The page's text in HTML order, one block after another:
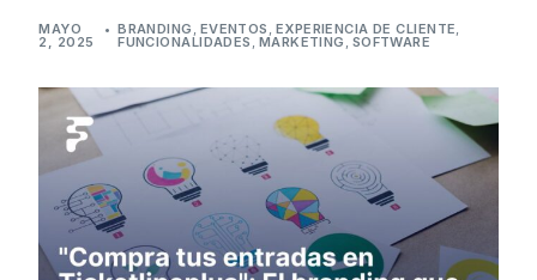
MAYO
2, 2025
BRANDING , EVENTOS , EXPERIENCIA DE CLIENTE,
FUNCIONALIDADES , MARKETING , SOFTWARE